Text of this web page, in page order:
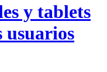
y tablets
usuarios